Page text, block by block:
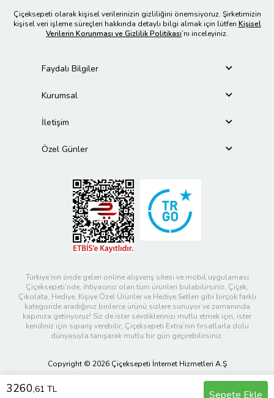
3260,61 TL Sepete Ekle
Çiçeksepeti olarak kişisel verilerinizin gizliliğini önemsiyoruz. Şirketimizin
kişisel veri işleme süreçleri hakkında detaylı bilgi almak için lütfen Kişisel
Verilerin Korunması ve Gizlilik Politikası’nı inceleyiniz.
Faydalı Bilgiler
Kurumsal
İletişim
Özel Günler
Türkiye’nin önde gelen online alışveriş sitesi ve mobil uygulaması
Çiçeksepeti’nde, ihtiyacınız olan tüm ürünleri bulabilirsiniz. Çiçek,
Çikolata, Hediye, Kişiye Özel Ürünler ve Hediye Setleri gibi birçok farklı
kategoride aradığınız binlerce ürünü sizlere sunuyor ve zamanında
kapınıza getiriyoruz! Siz de ister sevdiklerinizi mutlu etmek için, ister
kendiniz için sipariş verebilir; Çiçeksepeti Extra’nın fırsatlarla dolu
dünyasıyla tanışarak mutlu bir gün geçirebilirsiniz.
Copyright © 2026 Çiçeksepeti İnternet Hizmetleri A.Ş